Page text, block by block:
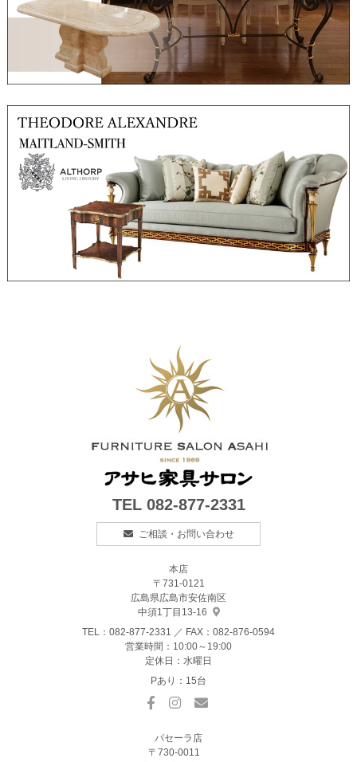
TEL 082-877-2331
ご相談・お問い合わせ
本店
〒731-0121
広島県広島市安佐南区
中須1丁目13-16
TEL： 082-877-2331 ／ FAX：082-876-0594
営業時間：10:00～19:00
定休日：水曜日
Pあり：15台
パセーラ店
〒730-0011